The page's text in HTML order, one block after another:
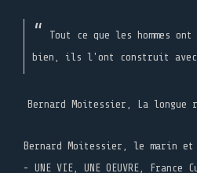
Tout ce que les hommes
bien, ils l'ont construit avec
Bernard Moitessier, La longue
Bernard Moitessier, le marin et
- UNE VIE, UNE OEUVRE, France